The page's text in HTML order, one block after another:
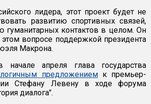
лидера, этот проект будет не
развитию спортивных связей,
гуманитарных контактов в целом. Он
вопросе поддержкой президента
Макрона.
апреля глава государства
предложениемк премьер-
Стефану Левену в ходе форума
диалога".